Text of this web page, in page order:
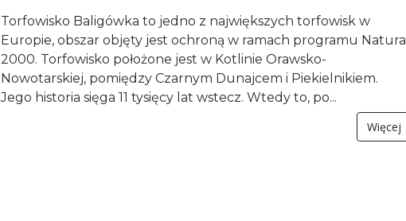
Torfowisko Baligówka to jedno z największych torfowisk w
Europie, obszar objęty jest ochroną w ramach programu Natura
2000. Torfowisko położone jest w Kotlinie Orawsko-
Nowotarskiej, pomiędzy Czarnym Dunajcem i Piekielnikiem.
Jego historia sięga 11 tysięcy lat wstecz. Wtedy to, po...
Więcej